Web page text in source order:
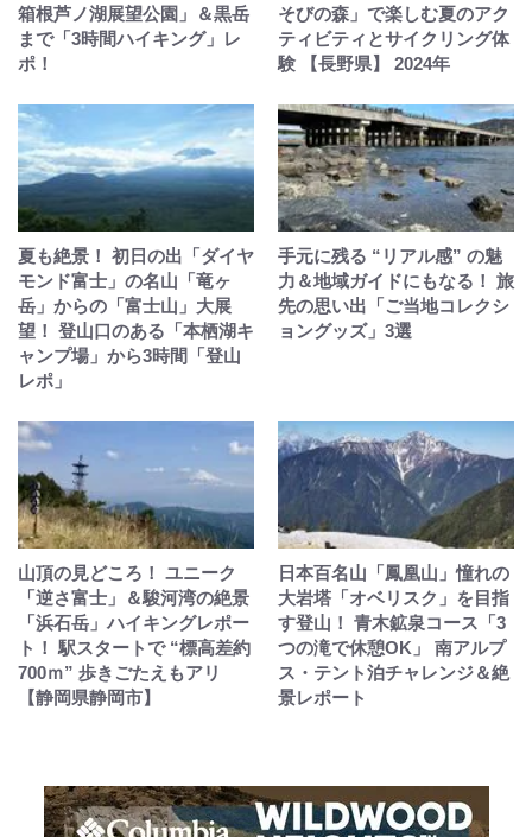
箱根芦ノ湖展望公園」＆黒岳
まで「3時間ハイキング」レ
ポ！
そびの森」で楽しむ夏のアク
ティビティとサイクリング体
験 【長野県】 2024年
夏も絶景！ 初日の出「ダイヤ
モンド富士」の名山「竜ヶ
岳」からの「富士山」大展
望！ 登山口のある「本栖湖キ
ャンプ場」から3時間「登山
レポ」
手元に残る “リアル感” の魅
力＆地域ガイドにもなる！ 旅
先の思い出「ご当地コレクシ
ョングッズ」3選
山頂の見どころ！ ユニーク
「逆さ富士」＆駿河湾の絶景
「浜石岳」ハイキングレポー
ト！ 駅スタートで “標高差約
700ｍ” 歩きごたえもアリ
【静岡県静岡市】
日本百名山「鳳凰山」憧れの
大岩塔「オベリスク」を目指
す登山！ 青木鉱泉コース「3
つの滝で休憩OK」 南アルプ
ス・テント泊チャレンジ＆絶
景レポート